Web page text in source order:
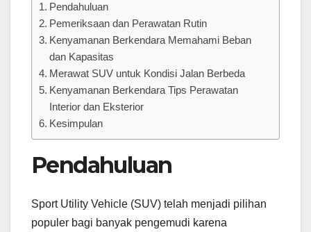
Pendahuluan
Pemeriksaan dan Perawatan Rutin
Kenyamanan Berkendara Memahami Beban
dan Kapasitas
Merawat SUV untuk Kondisi Jalan Berbeda
Kenyamanan Berkendara Tips Perawatan
Interior dan Eksterior
Kesimpulan
Pendahuluan
Sport Utility Vehicle (SUV) telah menjadi pilihan
populer bagi banyak pengemudi karena